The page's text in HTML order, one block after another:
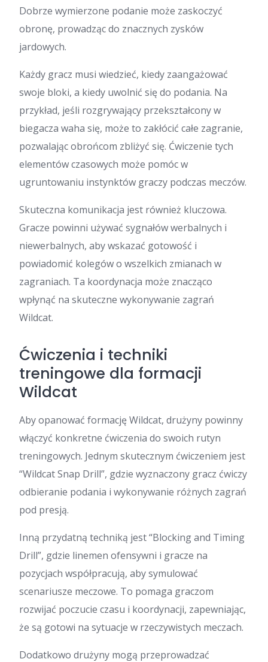
Dobrze wymierzone podanie może zaskoczyć
obronę, prowadząc do znacznych zysków
jardowych.
Każdy gracz musi wiedzieć, kiedy zaangażować
swoje bloki, a kiedy uwolnić się do podania. Na
przykład, jeśli rozgrywający przekształcony w
biegacza waha się, może to zakłócić całe zagranie,
pozwalając obrońcom zbliżyć się. Ćwiczenie tych
elementów czasowych może pomóc w
ugruntowaniu instynktów graczy podczas meczów.
Skuteczna komunikacja jest również kluczowa.
Gracze powinni używać sygnałów werbalnych i
niewerbalnych, aby wskazać gotowość i
powiadomić kolegów o wszelkich zmianach w
zagraniach. Ta koordynacja może znacząco
wpłynąć na skuteczne wykonywanie zagrań
Wildcat.
Ćwiczenia i techniki
treningowe dla formacji
Wildcat
Aby opanować formację Wildcat, drużyny powinny
włączyć konkretne ćwiczenia do swoich rutyn
treningowych. Jednym skutecznym ćwiczeniem jest
“Wildcat Snap Drill”, gdzie wyznaczony gracz ćwiczy
odbieranie podania i wykonywanie różnych zagrań
pod presją.
Inną przydatną techniką jest “Blocking and Timing
Drill”, gdzie linemen ofensywni i gracze na
pozycjach współpracują, aby symulować
scenariusze meczowe. To pomaga graczom
rozwijać poczucie czasu i koordynacji, zapewniając,
że są gotowi na sytuacje w rzeczywistych meczach.
Dodatkowo drużyny mogą przeprowadzać